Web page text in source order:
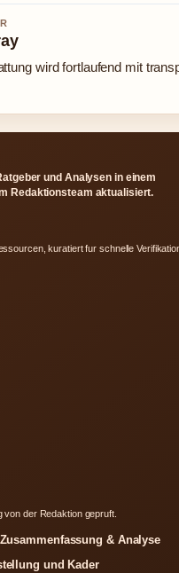
wird fortlaufend mit
und Analysen in einem
Redaktionsteam aktualisiert.
kuratiert fur schnelle
von der Redaktion gepruft.
& Analyse
und Kader